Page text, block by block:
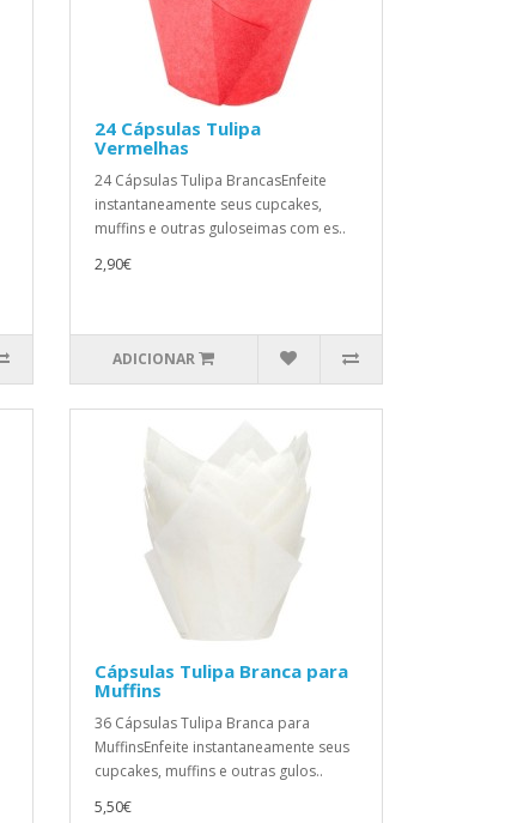
24 Cápsulas Tulipa
Vermelhas
24 Cápsulas Tulipa BrancasEnfeite
instantaneamente seus cupcakes,
muffins e outras guloseimas com es..
2,90€
ADICIONAR
Cápsulas Tulipa Branca para
Muffins
36 Cápsulas Tulipa Branca para
MuffinsEnfeite instantaneamente seus
cupcakes, muffins e outras gulos..
5,50€